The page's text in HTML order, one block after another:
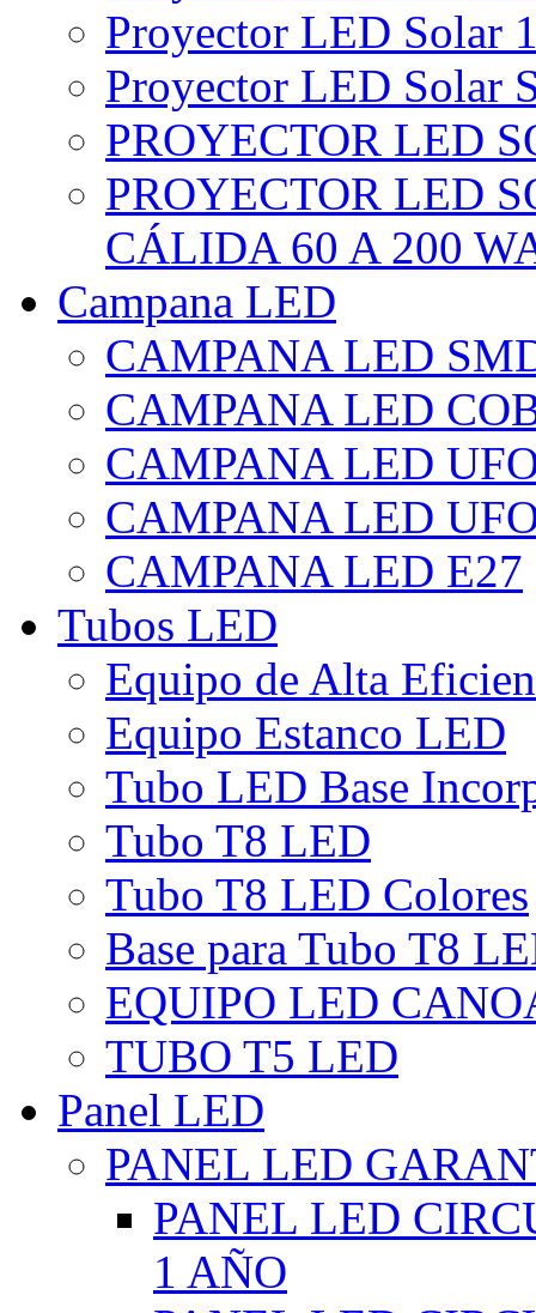
Proyector LED Solar
Proyector LED Solar
PROYECTOR LED
PROYECTOR LED
CÁLIDA 60 A 200
Campana LED
CAMPANA LED
CAMPANA LED
CAMPANA LED
CAMPANA LED
CAMPANA LED E27
Tubos LED
Equipo de Alta
Equipo Estanco LED
Tubo LED Base
Tubo T8 LED
Tubo T8 LED Colores
Base para Tubo T8
EQUIPO LED
TUBO T5 LED
Panel LED
PANEL LED
PANEL LED
1 AÑO